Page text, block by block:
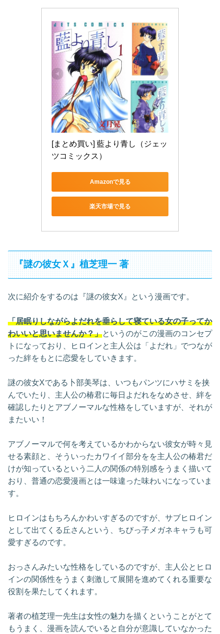
[まとめ買い] 藍より青し（ジェッ
ツコミックス）
Amazonで見る
楽天市場で見る
『謎の彼女Ｘ』植芝理一 著
次に紹介をするのは『謎の彼女X』という漫画です。
「居眠りしながらよだれを垂らして寝ている女の子ってか
わいいと思いませんか？」というのがこの漫画のコンセプ
トになっており、ヒロインと主人公は「よだれ」でつなが
った絆をもとに恋愛をしていきます。
謎の彼女Xである卜部美琴は、いつもパンツにハサミを挟
んでいたり、主人公の椿君に毎日よだれをなめさせ、絆を
確認したりとアブノーマルな性格をしていますが、それが
またいい！
アブノーマルで何を考えているかわからない彼女が時々見
せる素顔と、そういったカワイイ部分をを主人公の椿君だ
けが知っているという二人の関係の特別感をうまく描いて
おり、普通の恋愛漫画とは一味違った味わいになっていま
す。
ヒロインはもちろんかわいすぎるのですが、サブヒロイン
として出てくる丘さんという、ちびっ子メガネキャラも可
愛すぎるのです。
おっさんみたいな性格をしているのですが、主人公とヒロ
インの関係性をうまく刺激して展開を進めてくれる重要な
役割を果たしてくれます。
著者の植芝理一先生は女性の魅力を描くということがとて
もうまく、漫画を読んでいると自分が意識していなかった